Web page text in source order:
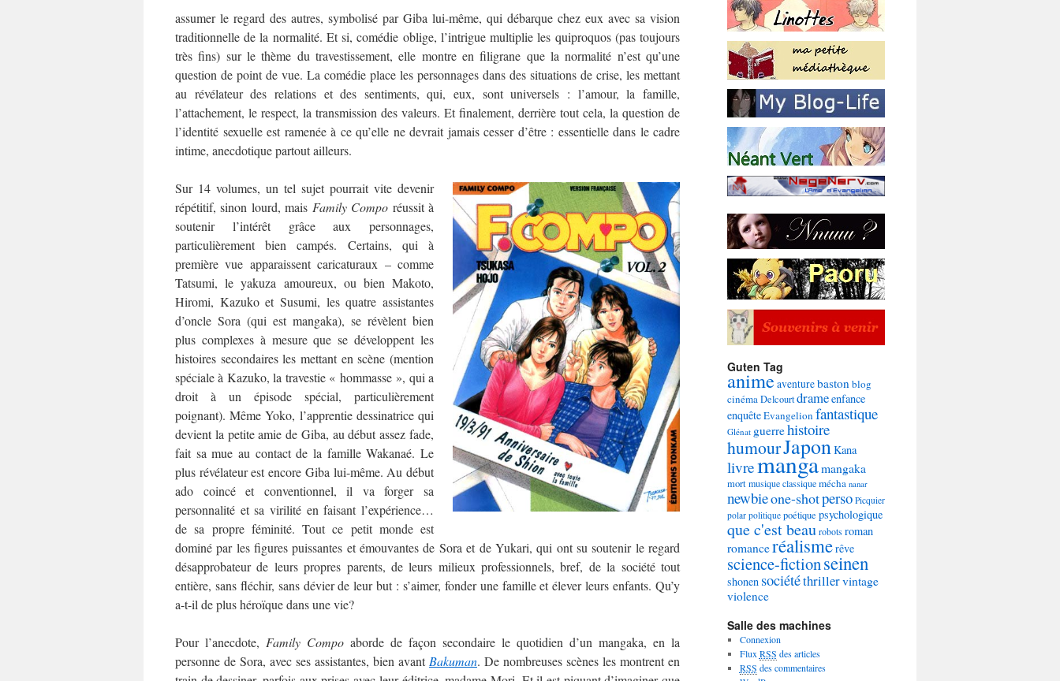
assumer le regard des autres, symbolisé par Giba lui-même, qui débarque chez eux avec sa vision
traditionnelle de la normalité. Et si, comédie oblige, l’intrigue multiplie les quiproquos (pas toujours
très fins) sur le thème du travestissement, elle montre en filigrane que la normalité n’est qu’une
question de point de vue. La comédie place les personnages dans des situations de crise, les mettant
au révélateur des relations et des sentiments, qui, eux, sont universels : l’amour, la famille,
l’attachement, le respect, la transmission des valeurs. Et finalement, derrière tout cela, la question de
l’identité sexuelle est ramenée à ce qu’elle ne devrait jamais cesser d’être : essentielle dans le cadre
intime, anecdotique partout ailleurs.
Sur 14 volumes, un tel sujet pourrait vite devenir
répétitif, sinon lourd, mais Family Compo réussit à
soutenir l’intérêt grâce aux personnages,
particulièrement bien campés. Certains, qui à
première vue apparaissent caricaturaux – comme
Tatsumi, le yakuza amoureux, ou bien Makoto,
Hiromi, Kazuko et Susumi, les quatre assistantes
d’oncle Sora (qui est mangaka), se révèlent bien
plus complexes à mesure que se développent les
histoires secondaires les mettant en scène (mention
spéciale à Kazuko, la travestie « hommasse », qui a
droit à un épisode spécial, particulièrement
poignant). Même Yoko, l’apprentie dessinatrice qui
devient la petite amie de Giba, au début assez fade,
fait sa mue au contact de la famille Wakanaé. Le
plus révélateur est encore Giba lui-même. Au début
ado coincé et conventionnel, il va forger sa
personnalité et sa virilité en faisant l’expérience…
de sa propre féminité. Tout ce petit monde est
dominé par les figures puissantes et émouvantes de Sora et de Yukari, qui ont su soutenir le regard
désapprobateur de leurs propres parents, de leurs milieux professionnels, bref, de la société tout
entière, sans fléchir, sans dévier de leur but : s’aimer, fonder une famille et élever leurs enfants. Qu’y
a-t-il de plus héroïque dans une vie?
Pour l’anecdote, Family Compo aborde de façon secondaire le quotidien d’un mangaka, en la
personne de Sora, avec ses assistantes, bien avant Bakuman. De nombreuses scènes les montrent en
Guten Tag
animeaventurebaston blog
cinémaDelcourtdrameenfance
enquêteEvangelion fantastique
Glénat guerrehistoire
humourJapon Kana
livremangamangaka
mortmusique classiquemécha nanar
newbieone-shotperso Picquier
polar politique poétique psychologique
que c'est beaurobotsroman
romanceréalismerêve
science-fictionseinen
shonen sociététhrillervintage
violence
Salle des machines
Connexion
Flux RSS des articles
RSS des commentaires